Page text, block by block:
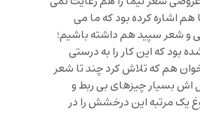
هم اشاره کرده بود که ما می
و شعر سپید هم داشته باشیم؛
بود که این کار را به درستی
هم که تلاش کرد چند تا شعر
اش بسیار چیزهای بی ربط و
یک مرتبه این درخشش را در